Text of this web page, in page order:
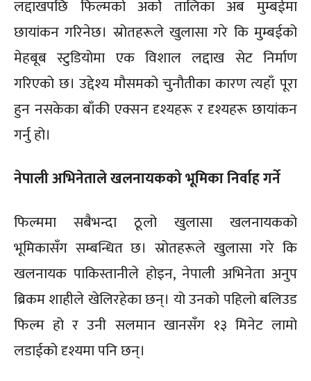
लद्दाखपछि फिल्मको अर्को तालिका अब मुम्बईमा
छायांकन गरिनेछ। स्रोतहरूले खुलासा गरे कि मुम्बईको
मेहबूब स्टुडियोमा एक विशाल लद्दाख सेट निर्माण
गरिएको छ। उद्देश्य मौसमको चुनौतीका कारण त्यहाँ पूरा
हुन नसकेका बाँकी एक्सन दृश्यहरू र दृश्यहरू छायांकन
गर्नु हो।
नेपाली अभिनेताले खलनायकको भूमिका निर्वाह गर्ने
फिल्ममा सबैभन्दा ठूलो खुलासा खलनायकको
भूमिकासँग सम्बन्धित छ। स्रोतहरूले खुलासा गरे कि
खलनायक पाकिस्तानीले होइन, नेपाली अभिनेता अनुप
ब्रिकम शाहीले खेलिरहेका छन्। यो उनको पहिलो बलिउड
फिल्म हो र उनी सलमान खानसँग १३ मिनेट लामो
लडाईको दृश्यमा पनि छन्।